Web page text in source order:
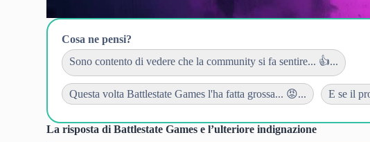
Cosa ne pensi?
Sono contento di vedere che la community si fa sentire... 👍...
Questa volta Battlestate Games l'ha fatta grossa... 😡... E se il
La risposta di Battlestate Games e l’ulteriore indignazione